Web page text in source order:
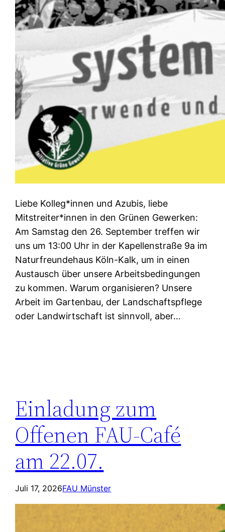
Liebe Kolleg*innen und Azubis, liebe
Mitstreiter*innen in den Grünen Gewerken:
Am Samstag den 26. September treffen wir
uns um 13:00 Uhr in der Kapellenstraße 9a im
Naturfreundehaus Köln-Kalk, um in einen
Austausch über unsere Arbeitsbedingungen
zu kommen. Warum organisieren? Unsere
Arbeit im Gartenbau, der Landschaftspflege
oder Landwirtschaft ist sinnvoll, aber…
Einladung zum
Offenen FAU-Café
am 22.07.
Juli 17, 2026FAU Münster